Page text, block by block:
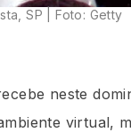
SP | Foto: Getty
neste
virtual,